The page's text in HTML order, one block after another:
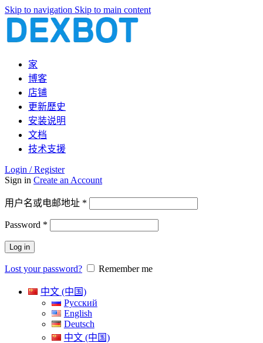
Skip to navigation Skip to main content
家
博客
店铺
更新歷史
安装说明
文档
技术支援
Login / Register
Sign in Create an Account
用户名或电邮地址 *
Password *
Log in
Lost your password? Remember me
中文 (中国)
Русский
English
Deutsch
中文 (中国)